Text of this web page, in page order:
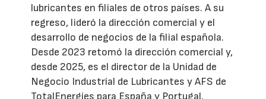
lubricantes en filiales de otros países. A su
regreso, lideró la dirección comercial y el
desarrollo de negocios de la filial española.
Desde 2023 retomó la dirección comercial y,
desde 2025, es el director de la Unidad de
Negocio Industrial de Lubricantes y AFS de
TotalEnergies para España y Portugal.